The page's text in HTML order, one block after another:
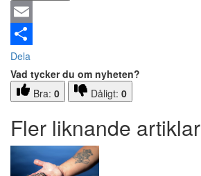
Email
Dela
Vad tycker du om nyheten?
Bra: 0 Dåligt: 0
Fler liknande artiklar